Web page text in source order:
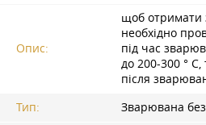
Опис:
щоб отримати
необхідно
під час
до 200-300 °
після
Тип:
Зварювана